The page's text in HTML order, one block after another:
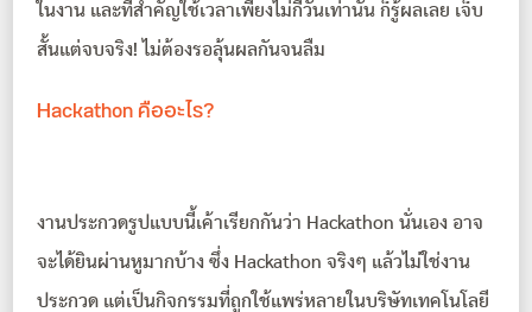
ในงาน และที่สำคัญใช้เวลาเพียงไม่กี่วันเท่านั้น ก็รู้ผลเลย เจ็บ
สั้นแต่จบจริง! ไม่ต้องรอลุ้นผลกันจนลืม
Hackathon คืออะไร?
งานประกวดรูปแบบนี้เค้าเรียกกันว่า Hackathon นั่นเอง อาจ
จะได้ยินผ่านหูมากบ้าง ซึ่ง Hackathon จริงๆ แล้วไม่ใช่งาน
ประกวด แต่เป็นกิจกรรมที่ถูกใช้แพร่หลายในบริษัทเทคโนโลยี